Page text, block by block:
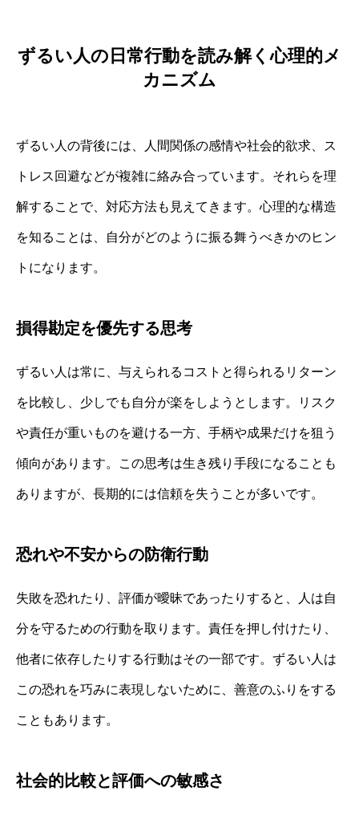
ずるい人の日常行動を読み解く心理的メ
カニズム
ずるい人の背後には、人間関係の感情や社会的欲求、ス
トレス回避などが複雑に絡み合っています。それらを理
解することで、対応方法も見えてきます。心理的な構造
を知ることは、自分がどのように振る舞うべきかのヒン
トになります。
損得勘定を優先する思考
ずるい人は常に、与えられるコストと得られるリターン
を比較し、少しでも自分が楽をしようとします。リスク
や責任が重いものを避ける一方、手柄や成果だけを狙う
傾向があります。この思考は生き残り手段になることも
ありますが、長期的には信頼を失うことが多いです。
恐れや不安からの防衛行動
失敗を恐れたり、評価が曖昧であったりすると、人は自
分を守るための行動を取ります。責任を押し付けたり、
他者に依存したりする行動はその一部です。ずるい人は
この恐れを巧みに表現しないために、善意のふりをする
こともあります。
社会的比較と評価への敏感さ